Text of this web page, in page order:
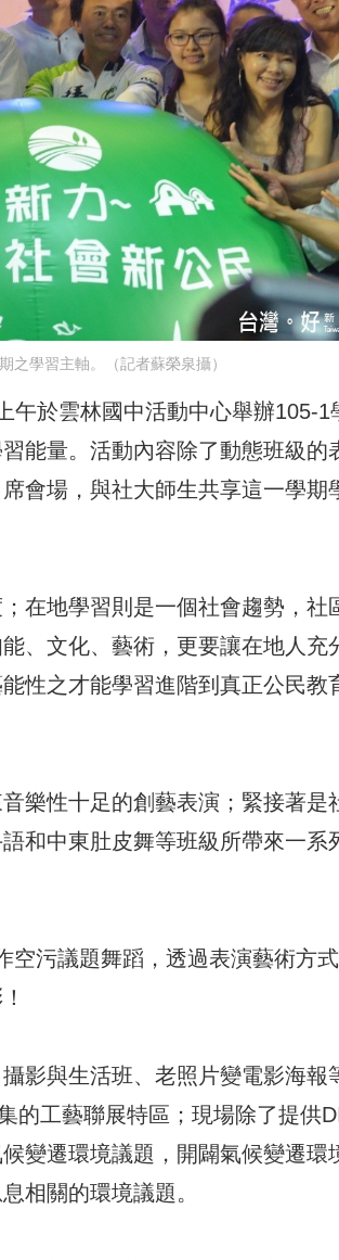
之學習主軸。（記者蘇榮泉攝）
午於雲林國中活動中心舉辦105-1
能量。活動內容除了動態班級的
會場，與社大師生共享這一學期
在地學習則是一個社會趨勢，社
、文化、藝術，更要讓在地人充
性之才能學習進階到真正公民教
樂性十足的創藝表演；緊接著是
和中東肚皮舞等班級所帶來一系
空污議題舞蹈，透過表演藝術方
影與生活班、老照片變電影海報
的工藝聯展特區；現場除了提供
變遷環境議題，開闢氣候變遷環
相關的環境議題。